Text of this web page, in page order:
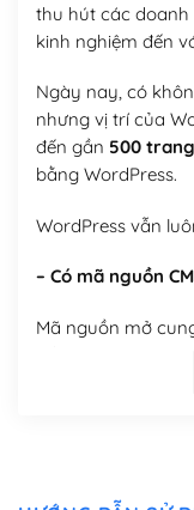
thu hút các doanh
kinh nghiệm đến
Ngày nay, có
nhưng vị trí của
đến gần 500
bằng WordPress.
WordPress vẫn
– Có mã nguồn
Mã nguồn mở
nó theo ý bạn mà
Việc của bạn là